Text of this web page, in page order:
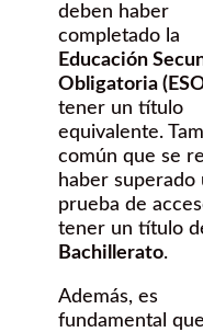
deben haber
completado la
Educación
Obligatoria
tener un título
equivalente.
común que se
haber superado
prueba de
tener un título
Bachillerato.
Además, es
fundamental